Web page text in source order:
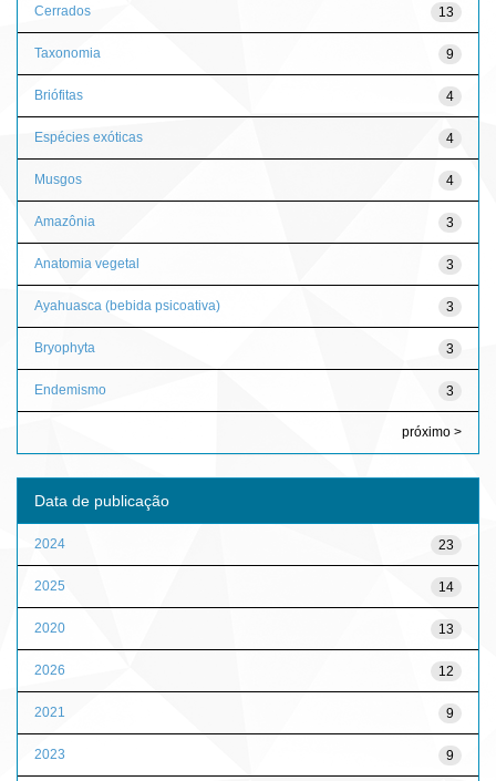
13
Cerrados
9
Taxonomia
4
Briófitas
4
Espécies exóticas
4
Musgos
3
Amazônia
3
Anatomia vegetal
3
Ayahuasca (bebida psicoativa)
3
Bryophyta
3
Endemismo
próximo >
Data de publicação
23
2024
14
2025
13
2020
12
2026
9
2021
9
2023